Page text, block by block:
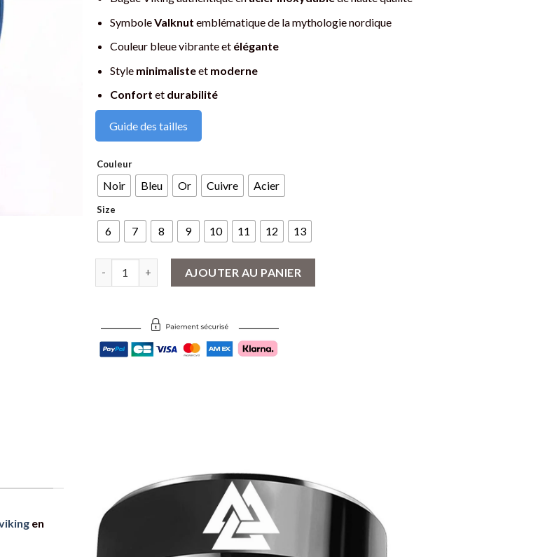
SymboleValknut emblématique de la mythologie nordique
Couleur bleue vibrante et élégante
Style minimalisteet moderne
Confort et durabilité
Guide des tailles
Couleur
Noir Bleu Or Cuivre Acier
Size
6 7 8 9 10 11 12 13
AJOUTER AU PANIER
en